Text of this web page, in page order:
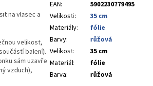
na vlasec a
velikost,
balení).
sám uzavře
vzduch),
EAN:
5902230779495
Velikosti:
35 cm
Materiály:
fólie
Barvy:
růžová
Velikost:
35 cm
Materiál:
fólie
Barva: růžová